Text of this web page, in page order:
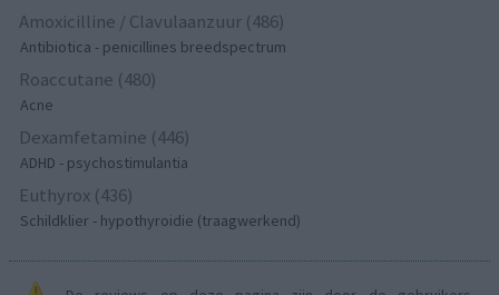
Amoxicilline / Clavulaanzuur (486)
Antibiotica - penicillines breedspectrum
Roaccutane (480)
Acne
Dexamfetamine (446)
ADHD - psychostimulantia
Euthyrox (436)
Schildklier - hypothyroidie (traagwerkend)